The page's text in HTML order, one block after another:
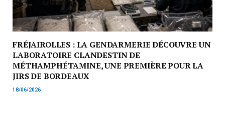
FRÉJAIROLLES : LA GENDARMERIE DÉCOUVRE UN
LABORATOIRE CLANDESTIN DE
MÉTHAMPHÉTAMINE, UNE PREMIÈRE POUR LA
JIRS DE BORDEAUX
18/06/2026